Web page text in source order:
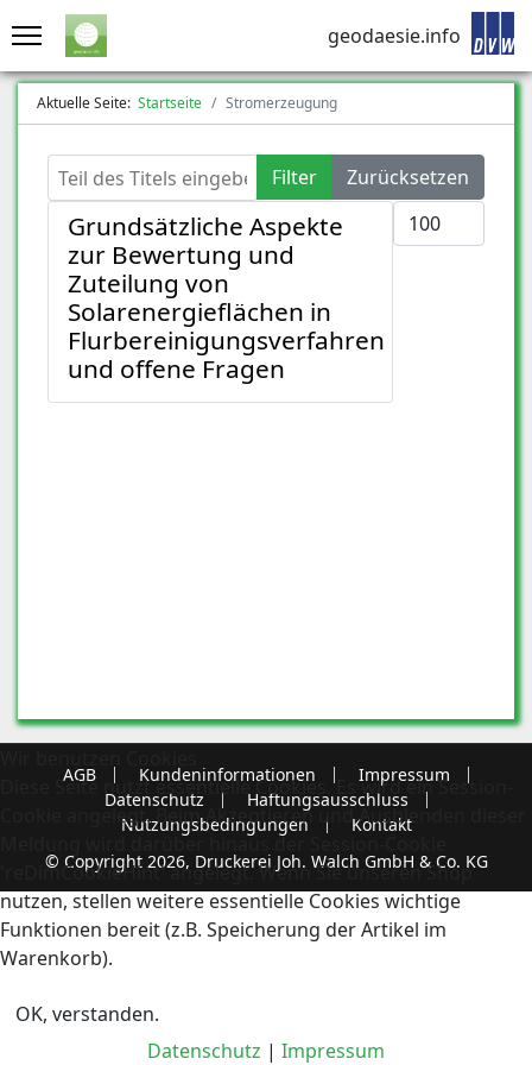
geodaesie.info
Aktuelle Seite: Startseite Stromerzeugung
Teil des Titels eingeben Filter
Zurücksetzen
Anzeige #
Grundsätzliche Aspekte
zur Bewertung und
Zuteilung von
Solarenergieflächen in
Flurbereinigungsverfahren
und offene Fragen
AGB Kundeninformationen
Impressum
Datenschutz
Haftungsausschluss
Nutzungsbedingungen
Kontakt
© Copyright 2026, Druckerei Joh. Walch GmbH & Co. KG
Diese Seite nutzt essentielle Cookies. Es wird ein Session-
Cookie angelegt. Beim Akzeptieren und Ausblenden dieser
Meldung wird darüber hinaus der Session-Cookie
'reDimCookieHint' angelegt. Wenn Sie unseren Shop
nutzen, stellen weitere essentielle Cookies wichtige
Funktionen bereit (z.B. Speicherung der Artikel im
Warenkorb).
OK, verstanden.
Datenschutz | Impressum